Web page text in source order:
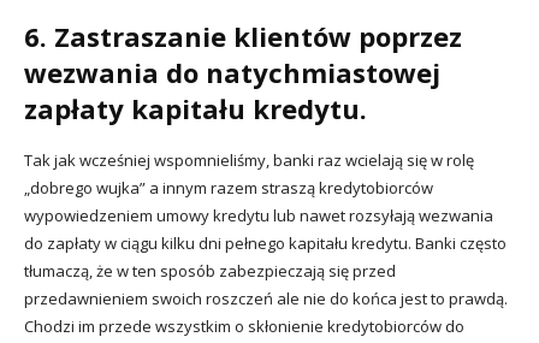
6. Zastraszanie klientów poprzez
wezwania do natychmiastowej
zapłaty kapitału kredytu.
Tak jak wcześniej wspomnieliśmy, banki raz wcielają się w rolę
„dobrego wujka” a innym razem straszą kredytobiorców
wypowiedzeniem umowy kredytu lub nawet rozsyłają wezwania
do zapłaty w ciągu kilku dni pełnego kapitału kredytu. Banki często
tłumaczą, że w ten sposób zabezpieczają się przed
przedawnieniem swoich roszczeń ale nie do końca jest to prawdą.
Chodzi im przede wszystkim o skłonienie kredytobiorców do